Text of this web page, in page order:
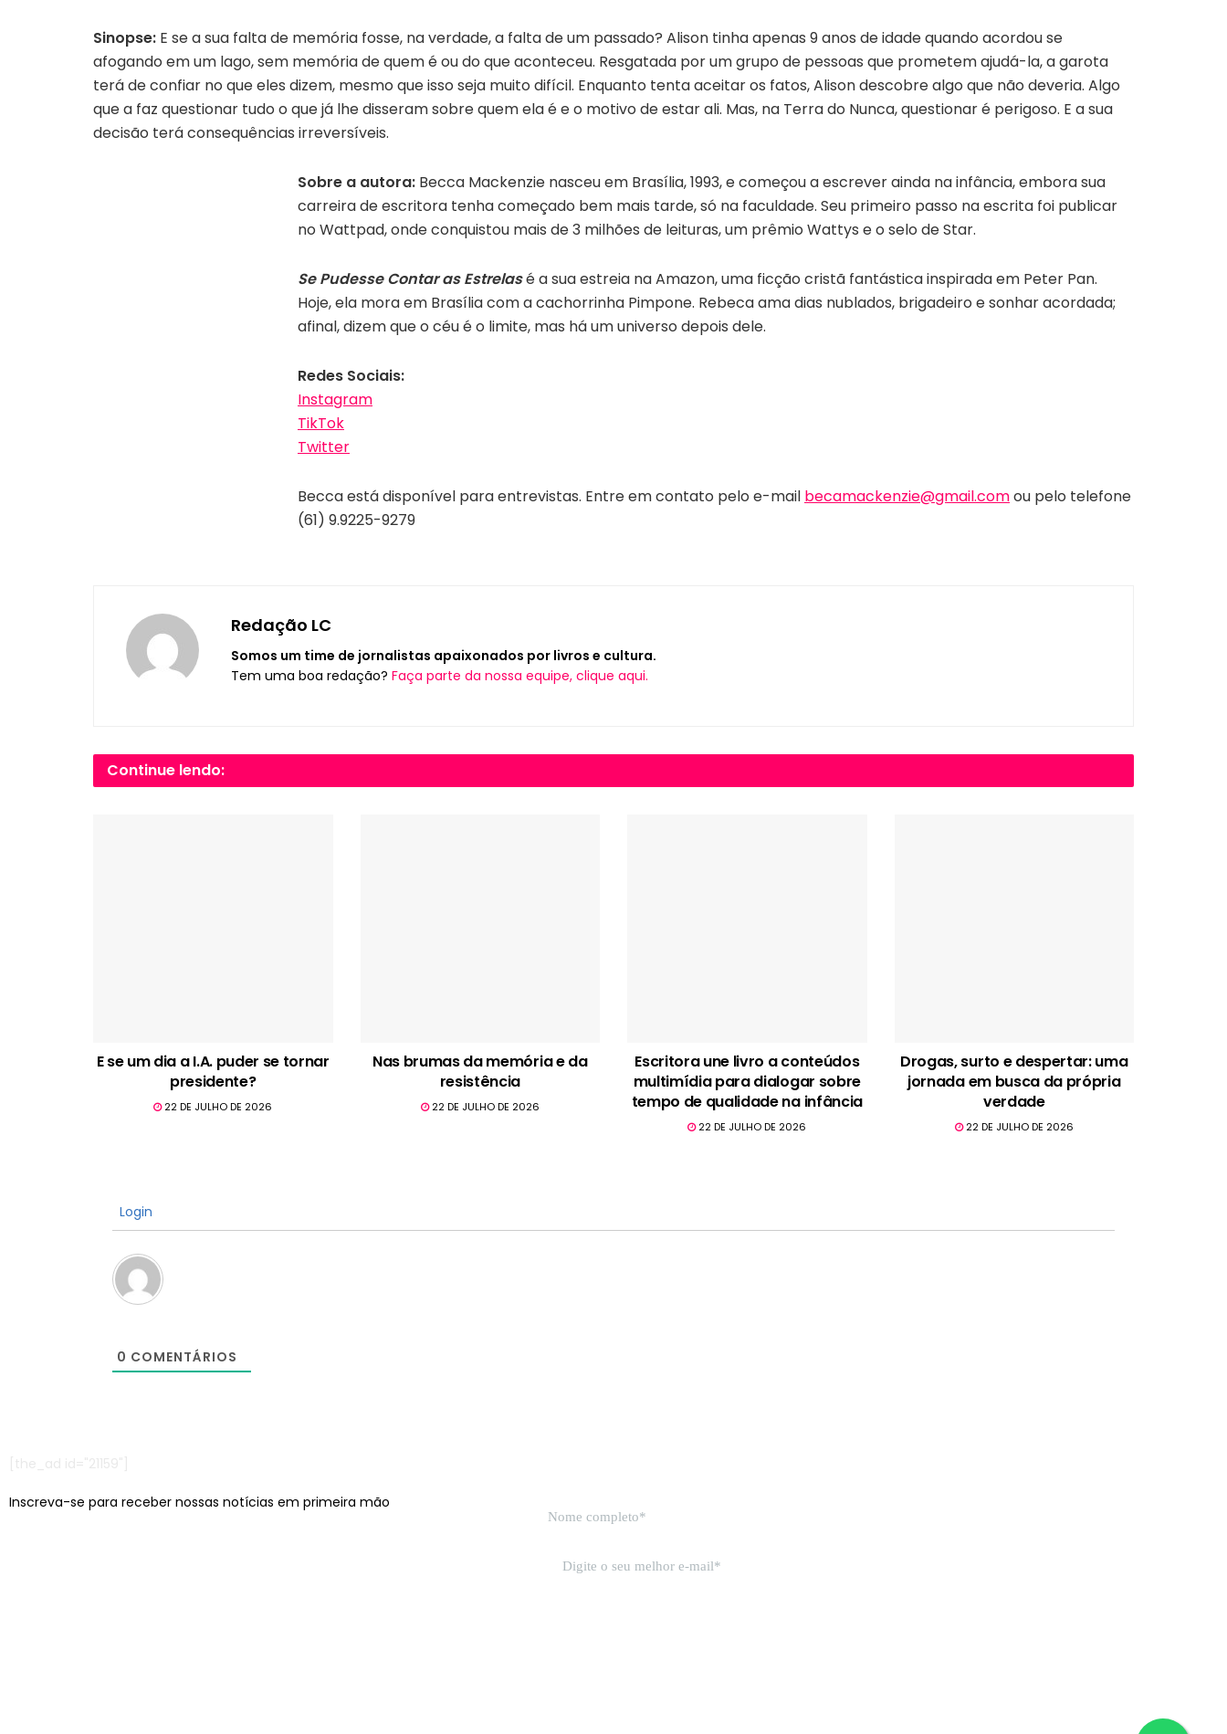
Sinopse: E se a sua falta de memória fosse, na verdade, a falta de um passado? Alison tinha apenas 9 anos de idade quando acordou se
afogando em um lago, sem memória de quem é ou do que aconteceu. Resgatada por um grupo de pessoas que prometem ajudá-la, a garota
terá de confiar no que eles dizem, mesmo que isso seja muito difícil. Enquanto tenta aceitar os fatos, Alison descobre algo que não deveria. Algo
que a faz questionar tudo o que já lhe disseram sobre quem ela é e o motivo de estar ali. Mas, na Terra do Nunca, questionar é perigoso. E a sua
decisão terá consequências irreversíveis.
Sobre a autora: Becca Mackenzie nasceu em Brasília, 1993, e começou a escrever ainda na infância, embora sua
carreira de escritora tenha começado bem mais tarde, só na faculdade. Seu primeiro passo na escrita foi publicar
no Wattpad, onde conquistou mais de 3 milhões de leituras, um prêmio Wattys e o selo de Star.
Se Pudesse Contar as Estrelasé a sua estreia na Amazon, uma ficção cristã fantástica inspirada em Peter Pan.
Hoje, ela mora em Brasília com a cachorrinha Pimpone. Rebeca ama dias nublados, brigadeiro e sonhar acordada;
afinal, dizem que o céu é o limite, mas há um universo depois dele.
Redes Sociais:
Instagram
TikTok
Twitter
Becca está disponível para entrevistas. Entre em contato pelo e-mail becamackenzie@gmail.comou pelo telefone
(61) 9.9225-9279
Redação LC
Somos um time de jornalistas apaixonados por livros e cultura.
Tem uma boa redação? Faça parte da nossa equipe, clique aqui.
Continue lendo:
E se um dia a I.A. puder se tornar
presidente?
22 DE JULHO DE 2026
Nas brumas da memória e da
resistência
22 DE JULHO DE 2026
Escritora une livro a conteúdos
multimídia para dialogar sobre
tempo de qualidade na infância
22 DE JULHO DE 2026
Drogas, surto e despertar: uma
jornada em busca da própria
verdade
22 DE JULHO DE 2026
Login
0 COMENTÁRIOS
Inscreva-se para receber nossas notícias em primeira mão